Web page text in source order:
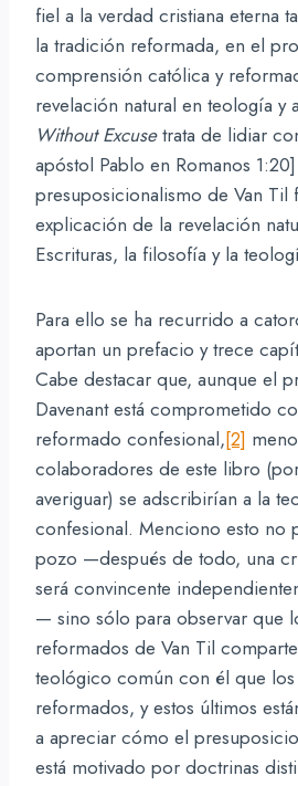
fiel a la verdad cristiana eterna
la tradición reformada, en el
comprensión católica y
revelación natural en teología
Without Excusetrata de lidiar
apóstol Pablo en Romanos
presuposicionalismo de Van Til
explicación de la revelación
Escrituras, la filosofía y la
Para ello se ha recurrido a
aportan un prefacio y trece
Cabe destacar que, aunque el
Davenant está comprometido
reformado confesional,[2]
colaboradores de este libro
averiguar) se adscribirían a la
confesional. Menciono esto no
pozo —después de todo, una
será convincente
— sino sólo para observar que
reformados de Van Til
teológico común con él que
reformados, y estos últimos
a apreciar cómo el
está motivado por doctrinas